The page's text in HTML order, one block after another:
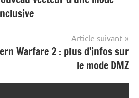
Article suivant
Warfare 2 : plus d’infos sur
le mode DMZ